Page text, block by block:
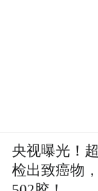
央视曝光！
检出致癌物